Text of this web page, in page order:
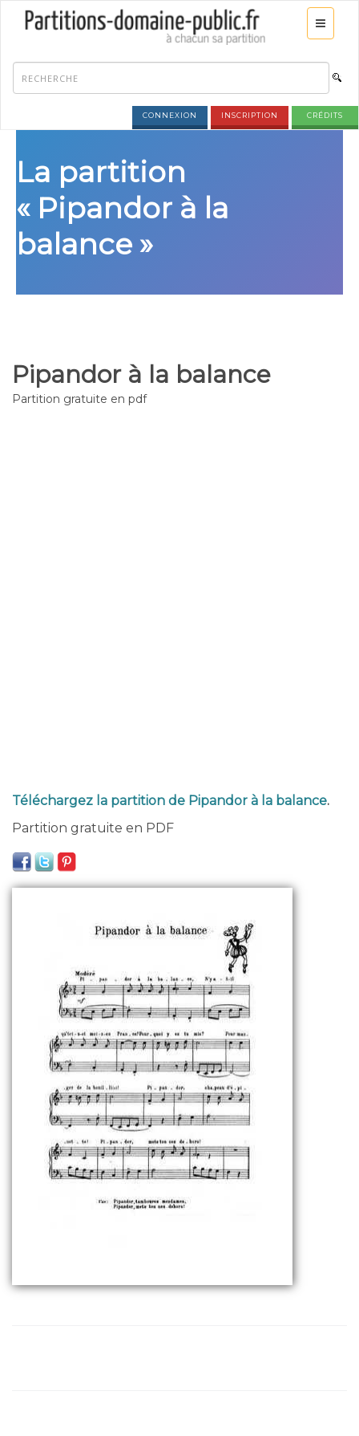
CONNEXION INSCRIPTION CRÉDITS
La partition
« Pipandor à la
balance »
Pipandor à la balance
Partition gratuite en pdf
Téléchargez la partition de Pipandor à la balance.
Partition gratuite en PDF